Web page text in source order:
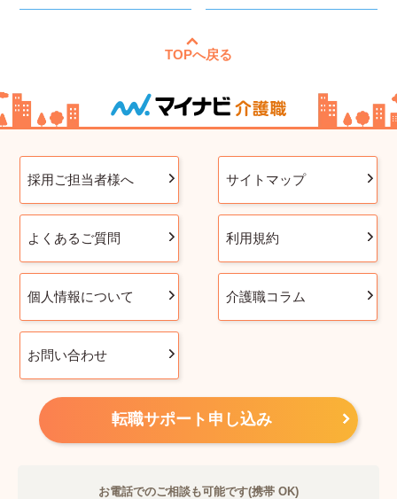
TOPへ戻る
採用ご担当者様へ サイトマップ
よくあるご質問 利用規約
個人情報について 介護職コラム
お問い合わせ
転職サポート申し込み
お電話でのご相談も可能です(携帯 OK)